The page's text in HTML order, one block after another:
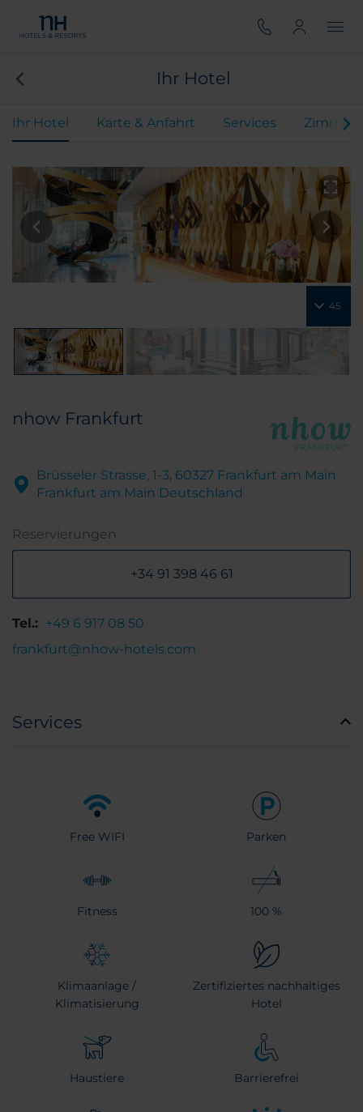
Ihr Hotel
Ihr Hotel Karte & Anfahrt Services Zimmer
45
nhow Frankfurt
Brüsseler Strasse, 1-3, 60327 Frankfurt am Main
Frankfurt am Main Deutschland
Reservierungen
+34 91 398 46 61
Tel.: +49 6 917 08 50
frankfurt@nhow-hotels.com
Services
Free WIFI Parken
Fitness 100 %
Klimaanlage /
Klimatisierung
Zertifiziertes nachhaltiges
Hotel
Haustiere Barrierefrei